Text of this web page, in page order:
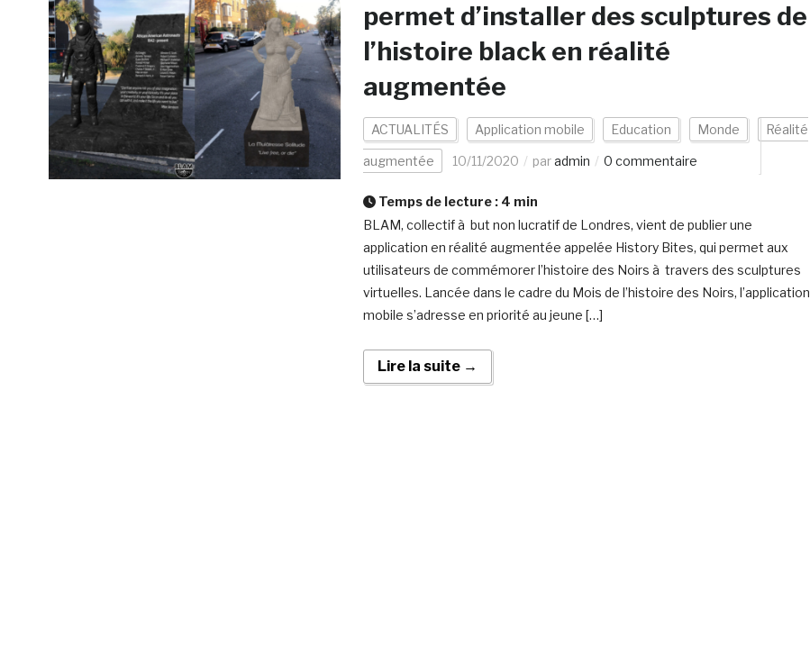
permet d’installer des sculptures de
l’histoire black en réalité
augmentée
ACTUALITÉS Application mobile Education Monde Réalité
augmentée 10/11/2020 paradmin 0 commentaire
Temps de lecture : 4 min
BLAM, collectif à but non lucratif de Londres, vient de publier une
application en réalité augmentée appelée History Bites, qui permet aux
utilisateurs de commémorer l’histoire des Noirs à travers des sculptures
virtuelles. Lancée dans le cadre du Mois de l’histoire des Noirs, l’application
mobile s’adresse en priorité au jeune […]
Lire la suite →